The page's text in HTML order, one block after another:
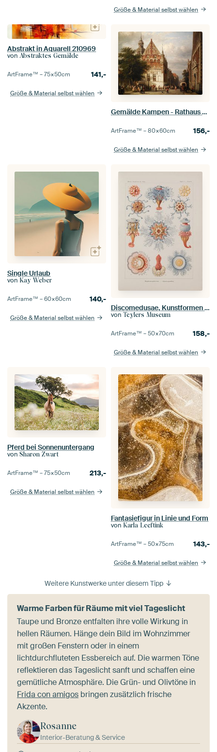
Größe & Material selbst wählen
Abstrakt in Aquarell 210969
von Abstraktes Gemälde
ArtFrame™ –75×50cm 141,-
Größe & Material selbst wählen
Gemälde Kampen - Rathaus und Gerichtsgebäude Kampen - Cornelis Springer
ArtFrame™ –80×60cm 156,-
Größe & Material selbst wählen
Single Urlaub
von Kay Weber
ArtFrame™ –60×60cm 140,-
Größe & Material selbst wählen
Discomedusae, Kunstformen der Natur, E.Haeckel, 1904 - Sammlung Teylers Museum
von Teylers Museum
ArtFrame™ –50×70cm 158,-
Größe & Material selbst wählen
Pferd bei Sonnenuntergang
von Sharon Zwart
ArtFrame™ –75×50cm 213,-
Größe & Material selbst wählen
Fantasiefigur in Linie und Form
von Karla Leeftink
ArtFrame™ –50×75cm 143,-
Größe & Material selbst wählen
Weitere Kunstwerke unter diesem Tipp
Warme Farben für Räume mit viel Tageslicht
Taupe und Bronze entfalten ihre volle Wirkung in
hellen Räumen. Hänge dein Bild im Wohnzimmer
mit großen Fenstern oder in einem
lichtdurchfluteten Essbereich auf. Die warmen Töne
reflektieren das Tageslicht sanft und schaffen eine
gemütliche Atmosphäre. Die Grün- und Olivtöne in
Frida con amigos bringen zusätzlich frische
Akzente.
Rosanne
Interior-Beratung & Service